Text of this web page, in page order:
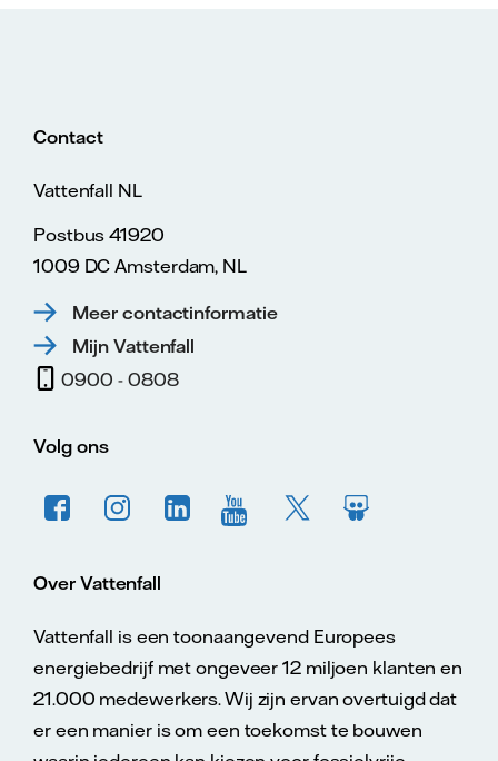
Contact
Vattenfall NL
Postbus 41920
1009 DC Amsterdam, NL
Meer contactinformatie
Mijn Vattenfall
0900 - 0808
Volg ons
Over Vattenfall
Vattenfall is een toonaangevend Europees
energiebedrijf met ongeveer 12 miljoen klanten en
21.000 medewerkers. Wij zijn ervan overtuigd dat
er een manier is om een toekomst te bouwen